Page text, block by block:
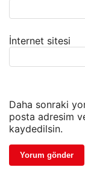
İnternet sitesi
Daha sonraki
posta adresim
kaydedilsin.